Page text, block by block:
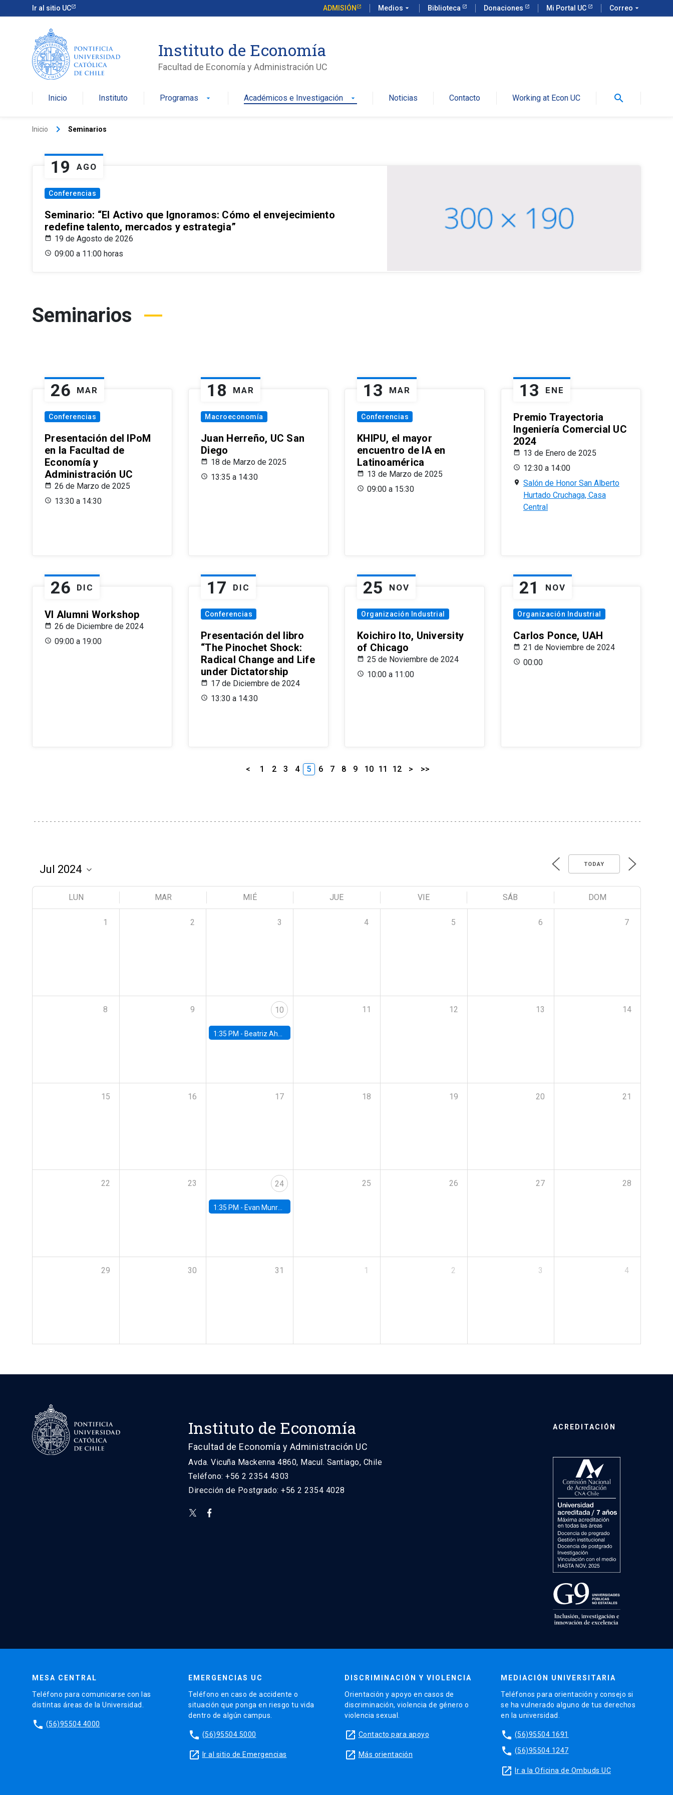
Ir al sitio UC ADMISIÓN Medios arrow_drop_down Biblioteca Donaciones Mi Portal UC Correo arrow_drop_down
Instituto de Economía
Facultad de Economía y Administración UC
Inicio Instituto Programas arrow_drop_down Académicos e Investigación arrow_drop_down Noticias Contacto Working at Econ UC search
Inicio keyboard_arrow_right Seminarios
19 AGO
Conferencias
Seminario: “El Activo que Ignoramos: Cómo el envejecimiento
redefine talento, mercados y estrategia”
19 de Agosto de 2026
09:00 a 11:00 horas
Seminarios
26 MAR
Conferencias
Presentación del IPoM
en la Facultad de
Economía y
Administración UC
26 de Marzo de 2025
13:30 a 14:30
18 MAR
Macroeconomía
Juan Herreño, UC San
Diego
18 de Marzo de 2025
13:35 a 14:30
13 MAR
Conferencias
KHIPU, el mayor
encuentro de IA en
Latinoamérica
13 de Marzo de 2025
09:00 a 15:30
13 ENE
Premio Trayectoria
Ingeniería Comercial UC
2024
13 de Enero de 2025
12:30 a 14:00
Salón de Honor San Alberto
Hurtado Cruchaga, Casa
Central
26 DIC
VI Alumni Workshop
26 de Diciembre de 2024
09:00 a 19:00
17 DIC
Conferencias
Presentación del libro
“The Pinochet Shock:
Radical Change and Life
under Dictatorship
17 de Diciembre de 2024
13:30 a 14:30
25 NOV
Organización Industrial
Koichiro Ito, University
of Chicago
25 de Noviembre de 2024
10:00 a 11:00
21 NOV
Organización Industrial
Carlos Ponce, UAH
21 de Noviembre de 2024
00:00
< 1 2 3 4 5 6 7 8 9 10 11 12 > >>
TODAY
LUN MAR MIÉ JUE VIE SÁB DOM
1 2 3 4 5 6 7
8 9 10
1:35 PM - Beatriz Ahumada, PhD candidate, Universidad de Pittsburgh
11 12 13 14
15 16 17 18 19 20 21
22 23 24
1:35 PM - Evan Munro, Neyman Visiting Assistant Professor in the Department of Statistics at UC Berkeley
25 26 27 28
29 30 31 1 2 3 4
Instituto de Economía
Facultad de Economía y Administración UC
Avda. Vicuña Mackenna 4860, Macul. Santiago, Chile
Teléfono: +56 2 2354 4303
Dirección de Postgrado: +56 2 2354 4028
ACREDITACIÓN
MESA CENTRAL
Teléfono para comunicarse con las
distintas áreas de la Universidad.
phone (56)95504 4000
EMERGENCIAS UC
Teléfono en caso de accidente o
situación que ponga en riesgo tu vida
dentro de algún campus.
phone (56)95504 5000
launch Ir al sitio de Emergencias
DISCRIMINACIÓN Y VIOLENCIA
Orientación y apoyo en casos de
discriminación, violencia de género o
violencia sexual.
launch Contacto para apoyo
launch Más orientación
MEDIACIÓN UNIVERSITARIA
Teléfonos para orientación y consejo si
se ha vulnerado alguno de tus derechos
en la universidad.
phone (56)95504 1691
phone (56)95504 1247
launch Ir a la Oficina de Ombuds UC